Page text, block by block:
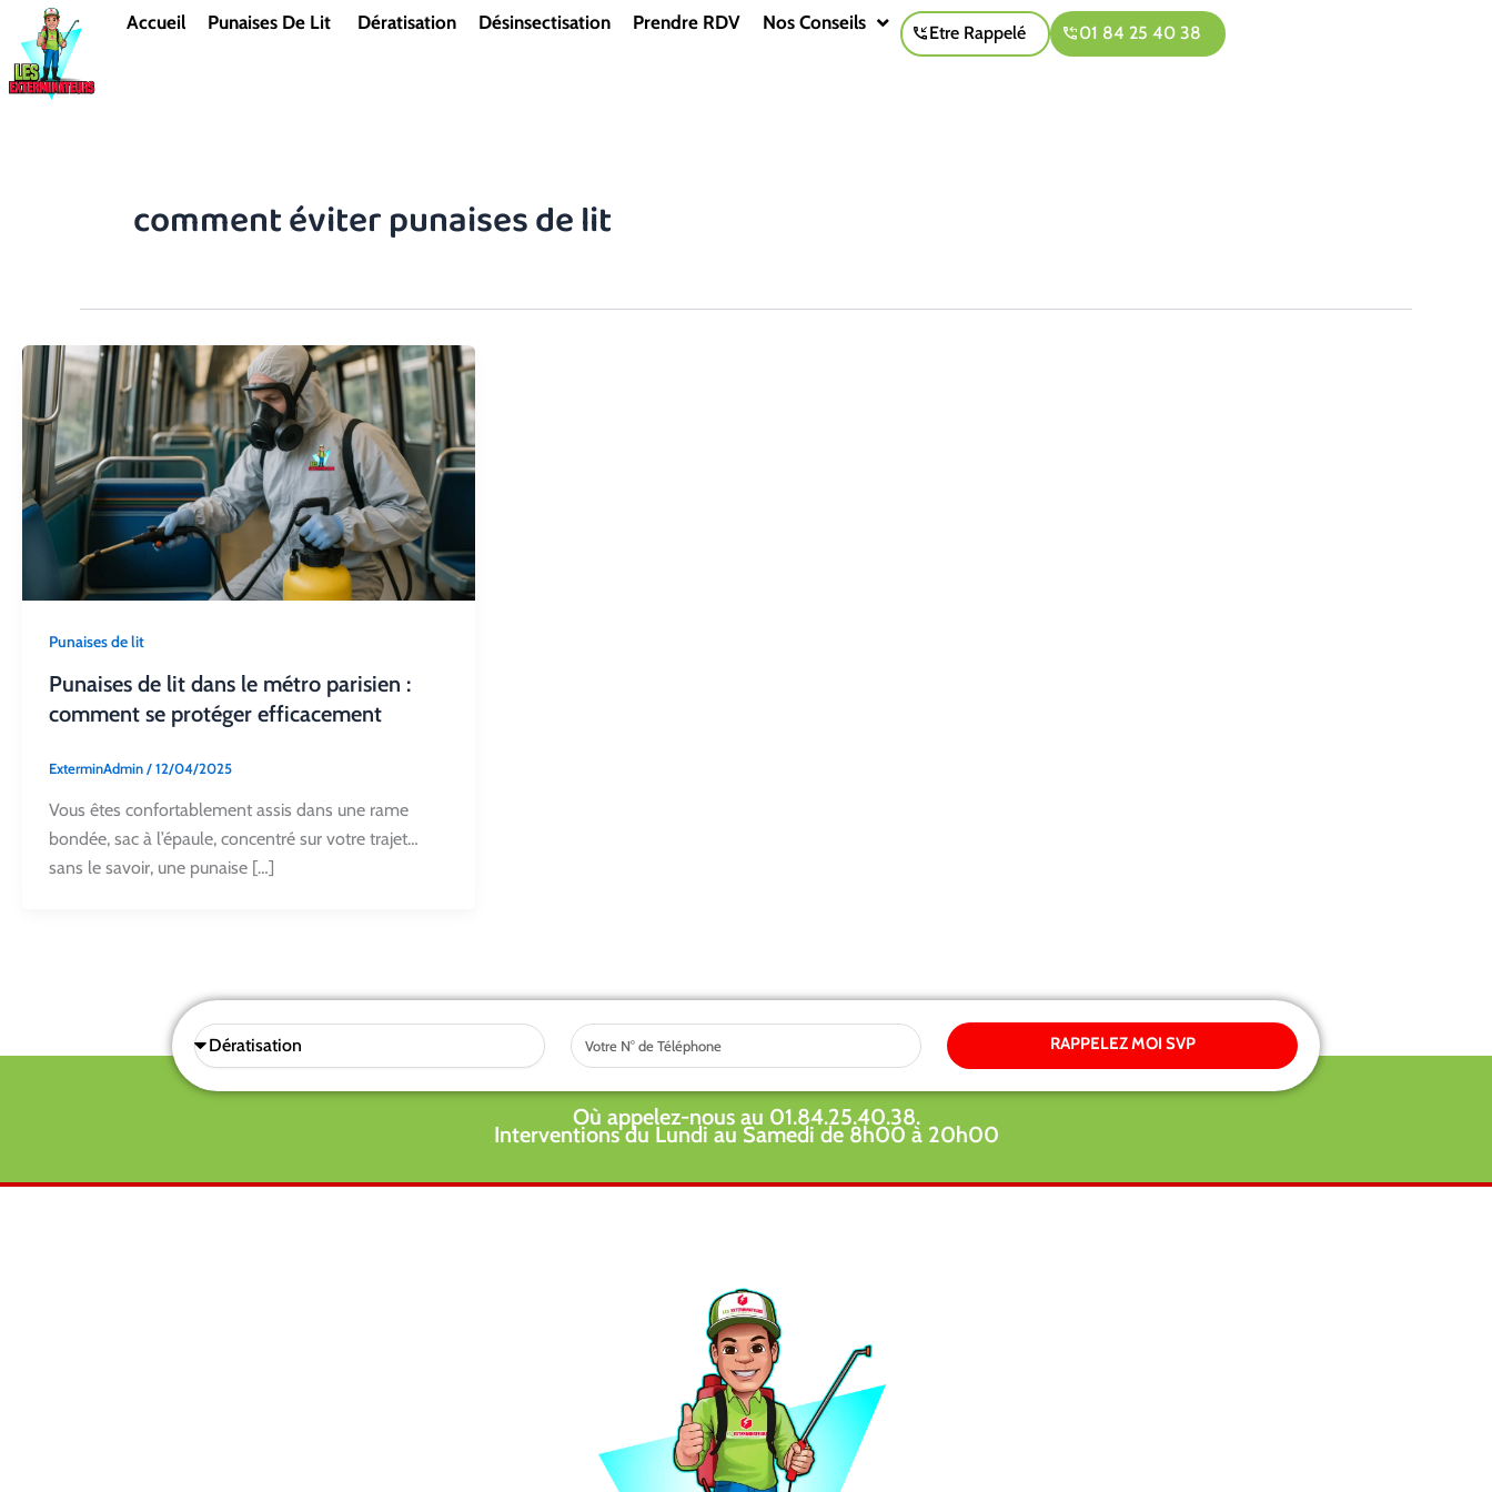
contenu
Accueil Punaises De Lit Dératisation Désinsectisation Prendre RDV Nos Conseils Etre Rappelé 01 84 25 40 38
comment éviter punaises de lit
Punaises de lit
Punaises de lit dans le métro parisien :
comment se protéger efficacement
ExterminAdmin/12/04/2025
Vous êtes confortablement assis dans une rame
bondée, sac à l’épaule, concentré sur votre trajet…
sans le savoir, une punaise […]
Sélectionnez
une
Tel RAPPELEZ MOI SVP
Où appelez-nous au 01.84.25.40.38.
Interventions du Lundi au Samedi de 8h00 à 20h00